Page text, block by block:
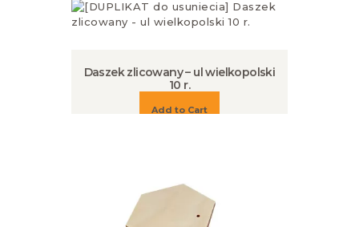
Daszek zlicowany – ul wielkopolski
10 r.
Add to Cart